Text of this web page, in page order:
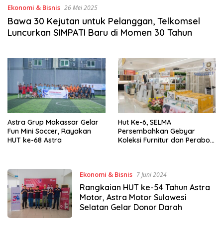
Ekonomi & Bisnis 26 Mei 2025
Bawa 30 Kejutan untuk Pelanggan, Telkomsel
Luncurkan SIMPATI Baru di Momen 30 Tahun
Astra Grup Makassar Gelar
Fun Mini Soccer, Rayakan
HUT ke-68 Astra
Hut Ke-6, SELMA
Persembahkan Gebyar
Koleksi Furnitur dan Perabot
Ekonomi & Bisnis 7 Juni 2024
Rangkaian HUT ke-54 Tahun Astra
Motor, Astra Motor Sulawesi
Selatan Gelar Donor Darah